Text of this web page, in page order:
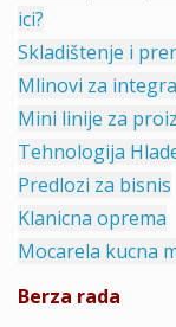
ici?
Skladištenje i
Mlinovi za
Mini linije za
Tehnologija
Predlozi za bisnis
Klanicna oprema
Mocarela kucna
Berza rada